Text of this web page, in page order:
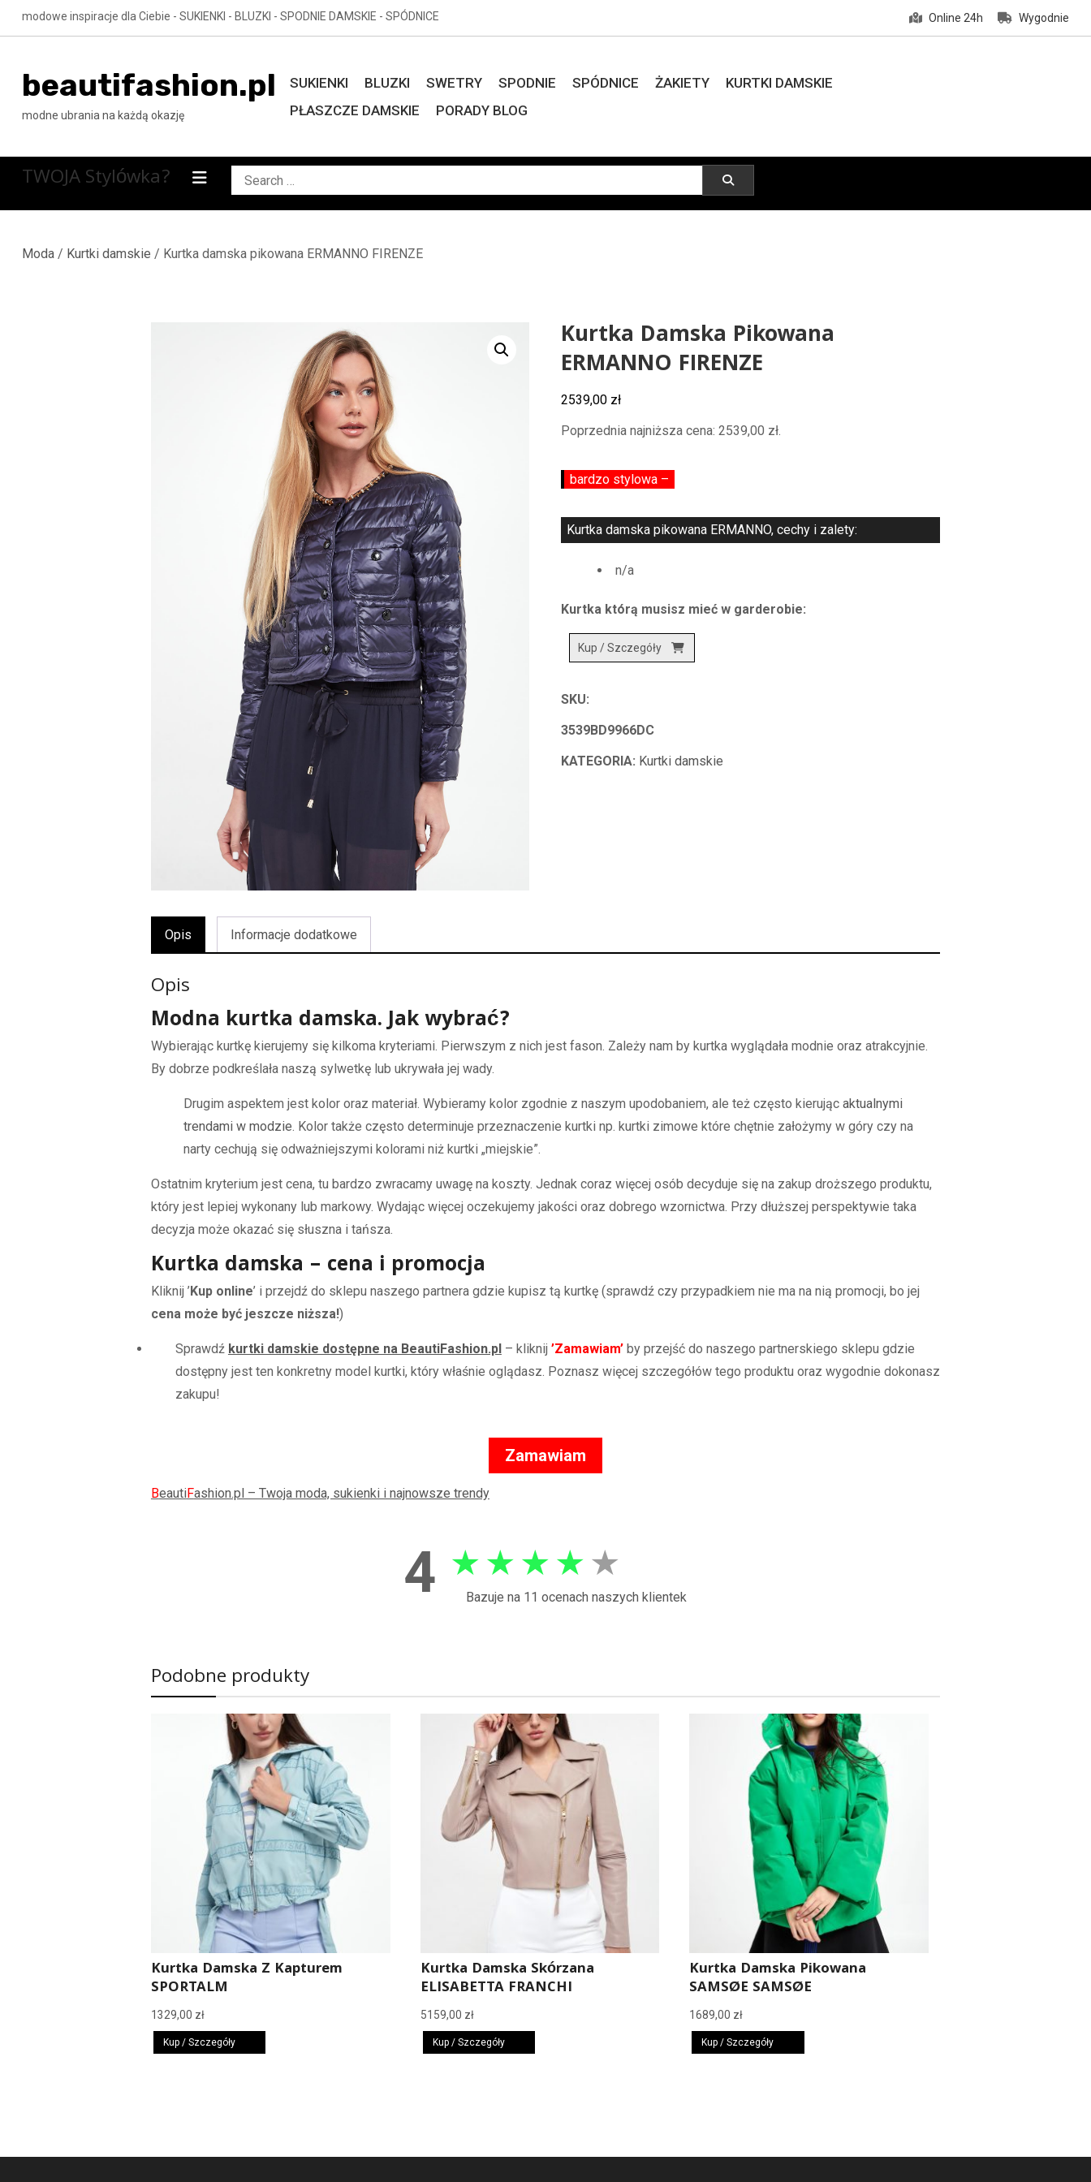
Skip
to
modowe inspiracje dla Ciebie - SUKIENKI - BLUZKI - SPODNIE DAMSKIE - SPÓDNICE Online 24h Wygodnie
beautifashion.pl
modne ubrania na każdą okazję
SUKIENKI BLUZKI SWETRY SPODNIE SPÓDNICE ŻAKIETY
KURTKI DAMSKIE
PŁASZCZE DAMSKIE
PORADY BLOG
TWOJA Stylówka?
Search
for:
Moda/ Kurtki damskie / Kurtka damska pikowana ERMANNO FIRENZE
Kurtka Damska Pikowana
ERMANNO FIRENZE
2539,00 zł
Poprzednia najniższa cena:2539,00 zł.
bardzo stylowa –
Kurtka damska pikowana ERMANNO, cechy i zalety:
n/a
Kurtka którą musisz mieć w garderobie:
Kup / Szczegóły
SKU:
3539BD9966DC
KATEGORIA: Kurtki damskie
Opis Informacje dodatkowe
Opis
Modna kurtka damska. Jak wybrać?
Wybierając kurtkę kierujemy się kilkoma kryteriami. Pierwszym z nich jest fason. Zależy nam by kurtka wyglądała modnie oraz atrakcyjnie.
By dobrze podkreślała naszą sylwetkę lub ukrywała jej wady.
Drugim aspektem jest kolor oraz materiał. Wybieramy kolor zgodnie z naszym upodobaniem, ale też często kierując aktualnymi
trendami w modzie. Kolor także często determinuje przeznaczenie kurtki np. kurtki zimowe które chętnie założymy w góry czy na
narty cechują się odważniejszymi kolorami niż kurtki „miejskie”.
Ostatnim kryterium jest cena, tu bardzo zwracamy uwagę na koszty. Jednak coraz więcej osób decyduje się na zakup droższego produktu,
który jest lepiej wykonany lub markowy. Wydając więcej oczekujemy jakości oraz dobrego wzornictwa. Przy dłuższej perspektywie taka
decyzja może okazać się słuszna i tańsza.
Kurtka damska – cena i promocja
Kliknij ’Kup online’ i przejdź do sklepu naszego partnera gdzie kupisz tą kurtkę (sprawdź czy przypadkiem nie ma na nią promocji, bo jej
cena może być jeszcze niższa!)
Sprawdź kurtki damskie dostępne na BeautiFashion.pl– kliknij ’Zamawiam’by przejść do naszego partnerskiego sklepu gdzie
dostępny jest ten konkretny model kurtki, który właśnie oglądasz. Poznasz więcej szczegółów tego produktu oraz wygodnie dokonasz
zakupu!
Zamawiam
BeautiFashion.pl – Twoja moda, sukienki i najnowsze trendy
4 ★ ★ ★ ★ ★
Bazuje na 11 ocenach naszych klientek
Podobne produkty
Kurtka Damska Z Kapturem
SPORTALM
1329,00 zł
Kup / Szczegóły
Kurtka Damska Skórzana
ELISABETTA FRANCHI
5159,00 zł
Kup / Szczegóły
Kurtka Damska Pikowana
SAMSØE SAMSØE
1689,00 zł
Kup / Szczegóły